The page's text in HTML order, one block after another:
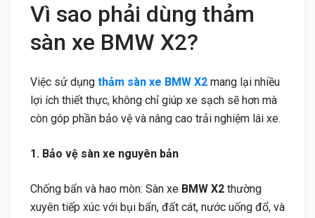
Vì sao phải dùng thảm
sàn xe BMW X2?
Việc sử dụng thảm sàn xe BMW X2 mang lại nhiều
lợi ích thiết thực, không chỉ giúp xe sạch sẽ hơn mà
còn góp phần bảo vệ và nâng cao trải nghiệm lái xe.
1. Bảo vệ sàn xe nguyên bản
Chống bẩn và hao mòn: Sàn xe BMW X2 thường
xuyên tiếp xúc với bụi bẩn, đất cát, nước uống đổ, và